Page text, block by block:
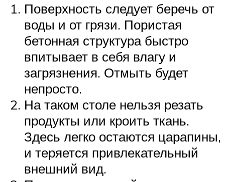
Поверхность следует беречь от
воды и от грязи. Пористая
бетонная структура быстро
впитывает в себя влагу и
загрязнения. Отмыть будет
непросто.
На таком столе нельзя резать
продукты или кроить ткань.
Здесь легко остаются царапины,
и теряется привлекательный
внешний вид.